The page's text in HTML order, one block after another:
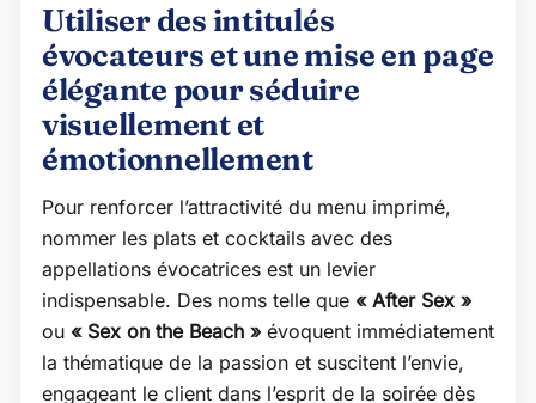
Utiliser des intitulés
évocateurs et une mise en page
élégante pour séduire
visuellement et
émotionnellement
Pour renforcer l’attractivité du menu imprimé,
nommer les plats et cocktails avec des
appellations évocatrices est un levier
indispensable. Des noms telle que « After Sex »
ou « Sex on the Beach » évoquent immédiatement
la thématique de la passion et suscitent l’envie,
engageant le client dans l’esprit de la soirée dès